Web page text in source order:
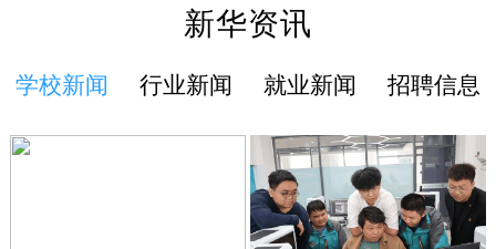
新华资讯
学校新闻 行业新闻 就业新闻 招聘信息